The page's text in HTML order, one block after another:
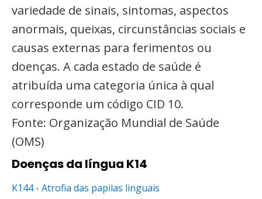
variedade de sinais, sintomas, aspectos
anormais, queixas, circunstâncias sociais e
causas externas para ferimentos ou
doenças. A cada estado de saúde é
atribuída uma categoria única à qual
corresponde um código CID 10.
Fonte: Organização Mundial de Saúde
(OMS)
Doenças da língua K14
K144 - Atrofia das papilas linguais